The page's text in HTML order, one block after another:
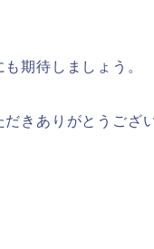
期待しましょう。
きありがとうござ